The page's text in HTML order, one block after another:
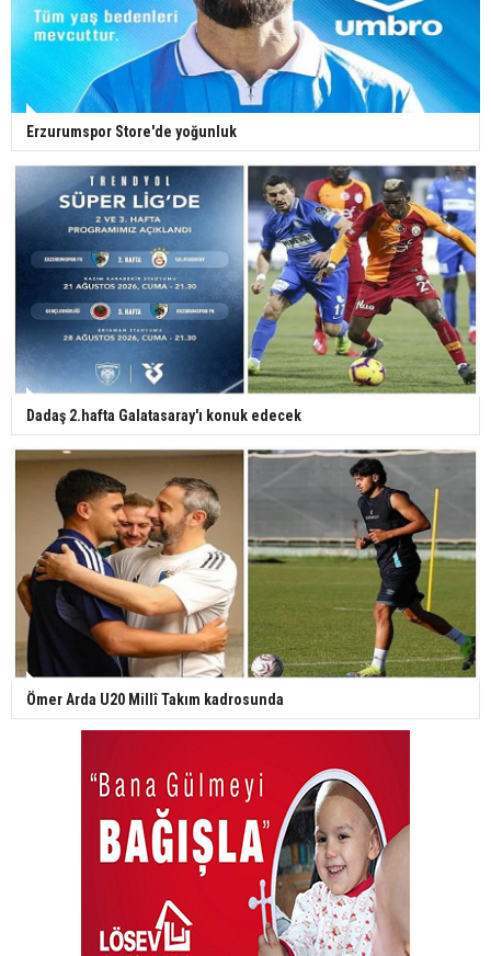
Erzurumspor Store'de yoğunluk
Dadaş 2.hafta Galatasaray'ı konuk edecek
Ömer Arda U20 Millî Takım kadrosunda